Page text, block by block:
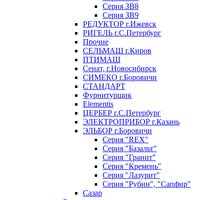
Серия ЗВ8
Серия ЗВ9
РЕДУКТОР г.Ижевск
РИГЕЛЬ г.С.Петербург
Прочие
СЕЛЬМАШ г.Киров
ПТИМАШ
Сенат, г.Новосибирск
СИМЕКО г.Боровичи
СТАНДАРТ
Фурнитурщик
Elementis
ЦЕРБЕР г.С.Петербург
ЭЛЕКТРОПРИБОР г.Казань
ЭЛЬБОР г.Боровичи
Серия "REX"
Серия "Базальт"
Серия "Гранит"
Серия "Кремень"
Серия "Лазурит"
Серия "Рубин", "Сапфир"
Сазар